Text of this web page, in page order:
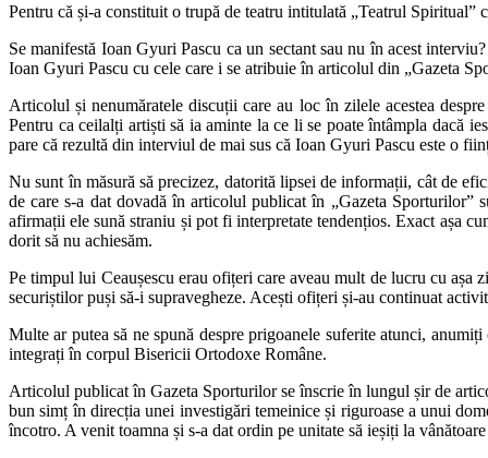
Pentru că și-a constituit o trupă de teatru intitulată „Teatrul Spiritual”
Se manifestă Ioan Gyuri Pascu ca un sectant sau nu în acest
Ioan Gyuri Pascu cu cele care i se atribuie în articolul din „Gazeta
Articolul și nenumăratele discuții care au loc în zilele acestea
Pentru ca ceilalți artiști să ia aminte la ce li se poate întâmpla dacă
pare că rezultă din interviul de mai sus că Ioan Gyuri Pascu este o
Nu sunt în măsură să precizez, datorită lipsei de informații, cât de
de care s-a dat dovadă în articolul publicat în „Gazeta Sporturilor”
afirmații ele sună straniu și pot fi interpretate tendențios. Exact așa
dorit să nu achiesăm.
Pe timpul lui Ceaușescu erau ofițeri care aveau mult de lucru cu așa
securiștilor puși să-i supravegheze. Acești ofițeri și-au continuat
Multe ar putea să ne spună despre prigoanele suferite atunci,
integrați în corpul Bisericii Ortodoxe Române.
Articolul publicat în Gazeta Sporturilor se înscrie în lungul șir de
bun simț în direcția unei investigări temeinice și riguroase a unui
încotro. A venit toamna și s-a dat ordin pe unitate să ieșiți la